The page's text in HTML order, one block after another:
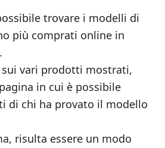
trovare i modelli di
più comprati online in
vari prodotti mostrati,
in cui è possibile
di chi ha provato il modello
risulta essere un modo